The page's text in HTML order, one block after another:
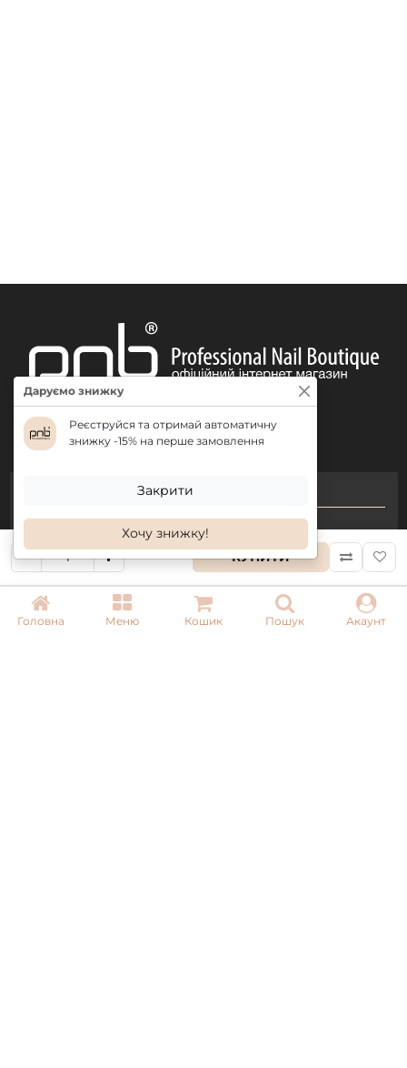
Головна Меню Кошик Пошук Акаунт
КУПИТИ
+ 38 (050) 075 35 05
+ 38 (097) 075 35 05
+ 38 (093) 075 35 05
Даруємо знижку
Реєструйся та отримай автоматичну
знижку -15% на перше замовлення
Закрити
Хочу знижку!